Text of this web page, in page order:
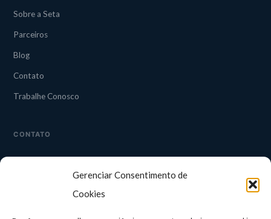
Gerenciar Consentimento de
Cookies
Sobre a Seta
Parceiros
Blog
Contato
Trabalhe Conosco
CONTATO
Rua Guapuruvu, 242 — 3° andar
Alphaville, Campinas/SP
TELEFONE